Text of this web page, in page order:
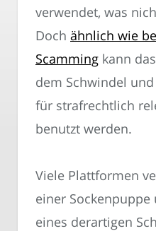
verwendet, was
Doch ähnlich wie
Scamming kann
dem Schwindel
für strafrechtlich
benutzt werden.
Viele Plattformen
einer Sockenpuppe
eines derartigen